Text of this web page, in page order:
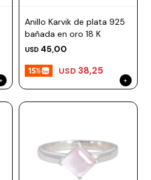
Anillo Karvik de plata 925
bañada en oro 18 K
USD 45,00
USD 38,25